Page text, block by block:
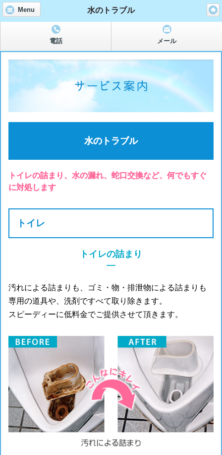
Menu 水のトラブル
電話 メール
水のトラブル
トイレの詰まり、水の漏れ、蛇口交換など、何でもすぐ
に対処します
トイレ
トイレの詰まり
―
汚れによる詰まりも、ゴミ・物・排泄物による詰まりも
専用の道具や、洗剤ですべて取り除きます。
スピーディーに低料金でご提供させて頂きます。